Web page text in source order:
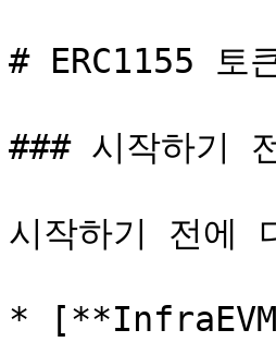
# ERC1155 토
### 시작하기
시작하기 전에
*